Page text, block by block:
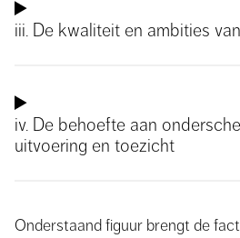
iii. De kwaliteit en ambities
iv. De behoefte aan
uitvoering en toezicht
Onderstaand figuur brengt de